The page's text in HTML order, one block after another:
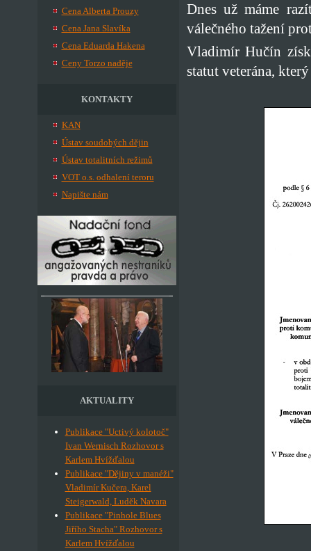
Cena Alberta Prouzy
Cena Jana Slavíka
Cena Eduarda Hakena
Ceny Torzo naděje
KONTAKTY
KAN
Ústav soudobých dějin
Ústav totalitních režimů
VOT o.s. odhalení teroru
Napište nám
AKTUALITY
Publikace "Uctivý kolotoč"
Ivan Wernisch Rozhovor s
Karlem Hvížďalou
Publikace "Dějiny v manéži"
Vladimír Kučera, Karel
Steigerwald, Luděk Navara
Publikace "Pinhole Blues
Jiřího Stacha" Rozhovor s
Karlem Hvížďalou
Dnes už máme
válečného tažení
Vladimír Hučín
statut veterána,